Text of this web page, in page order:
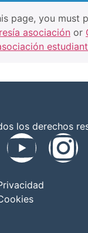
page, you must
asociación or
los derechos